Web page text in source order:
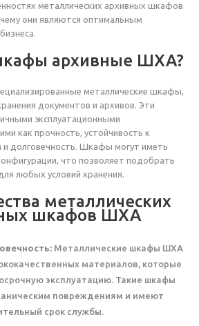
металлических архивных шкафов
они являются оптимальным
архивные ШХА?
металлические шкафы,
документов и архивов. Эти
эксплуатационными
как прочность, устойчивость к
долговечность. Шкафы могут иметь
что позволяет подобрать
любых условий хранения.
металлических
шкафов ШХА
Металлические шкафы ШХА
материалов, которые
эксплуатацию. Такие шкафы
повреждениям и имеют
срок службы.